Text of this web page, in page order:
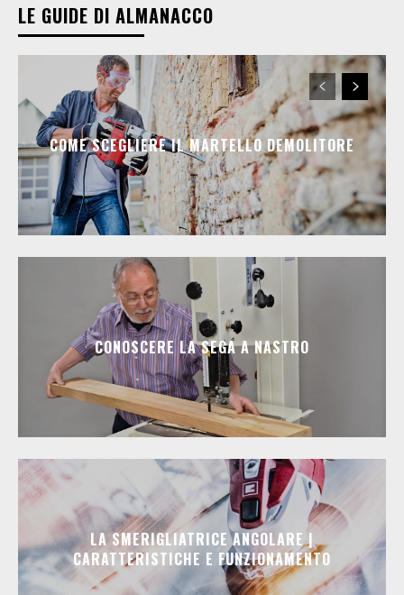
LE GUIDE DI ALMANACCO
COME SCEGLIERE IL MARTELLO DEMOLITORE
CONOSCERE LA SEGA A NASTRO
LA SMERIGLIATRICE ANGOLARE |
CARATTERISTICHE E FUNZIONAMENTO